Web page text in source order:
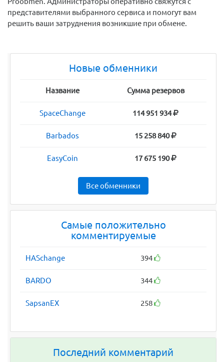
представителями выбранного сервиса и помогут вам
решить ваши затруднения возникшие при обмене.
Новые обменники
Название Сумма резервов
SpaceChange 114 951 934
Barbados 15 258 840
EasyCoin 17 675 190
Все обменники
Самые положительно
комментируемые
HASchange 394
BARDO 344
SapsanEX 258
Последний комментарий